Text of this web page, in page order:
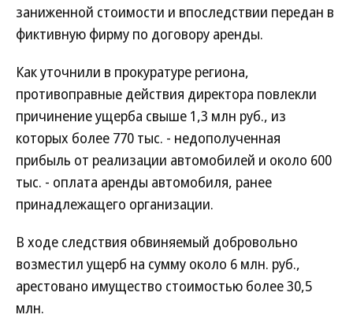
заниженной стоимости и впоследствии передан в
фиктивную фирму по договору аренды.
Как уточнили в прокуратуре региона,
противоправные действия директора повлекли
причинение ущерба свыше 1,3 млн руб., из
которых более 770 тыс. - недополученная
прибыль от реализации автомобилей и около 600
тыс. - оплата аренды автомобиля, ранее
принадлежащего организации.
В ходе следствия обвиняемый добровольно
возместил ущерб на сумму около 6 млн. руб.,
арестовано имущество стоимостью более 30,5
млн.